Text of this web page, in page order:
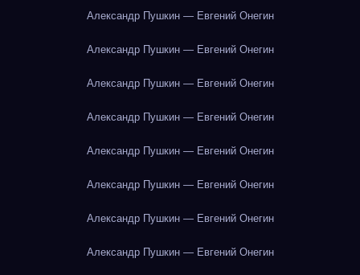
Александр Пушкин — Евгений Онегин
Александр Пушкин — Евгений Онегин
Александр Пушкин — Евгений Онегин
Александр Пушкин — Евгений Онегин
Александр Пушкин — Евгений Онегин
Александр Пушкин — Евгений Онегин
Александр Пушкин — Евгений Онегин
Александр Пушкин — Евгений Онегин